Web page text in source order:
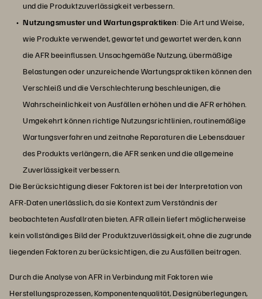
und die Produktzuverlässigkeit verbessern.
Nutzungsmuster und Wartungspraktiken: Die Art und Weise,
wie Produkte verwendet, gewartet und gewartet werden, kann
die AFR beeinflussen. Unsachgemäße Nutzung, übermäßige
Belastungen oder unzureichende Wartungspraktiken können den
Verschleiß und die Verschlechterung beschleunigen, die
Wahrscheinlichkeit von Ausfällen erhöhen und die AFR erhöhen.
Umgekehrt können richtige Nutzungsrichtlinien, routinemäßige
Wartungsverfahren und zeitnahe Reparaturen die Lebensdauer
des Produkts verlängern, die AFR senken und die allgemeine
Zuverlässigkeit verbessern.
Die Berücksichtigung dieser Faktoren ist bei der Interpretation von
AFR-Daten unerlässlich, da sie Kontext zum Verständnis der
beobachteten Ausfallraten bieten. AFR allein liefert möglicherweise
kein vollständiges Bild der Produktzuverlässigkeit, ohne die zugrunde
liegenden Faktoren zu berücksichtigen, die zu Ausfällen beitragen.
Durch die Analyse von AFR in Verbindung mit Faktoren wie
Herstellungsprozessen, Komponentenqualität, Designüberlegungen,